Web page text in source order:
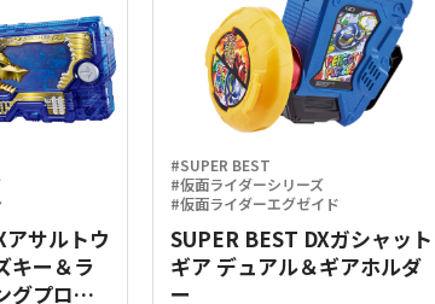
アサルトウ
キー＆ラ
グプログ
#SUPER BEST
#仮面ライダーシリーズ
#仮面ライダーエグゼイド
SUPER BEST DXガシャット
ギア デュアル＆ギアホルダ
ー